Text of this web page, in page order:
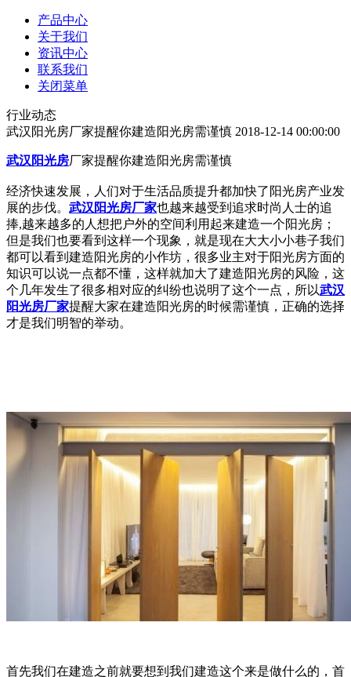
产品中心
关于我们
资讯中心
联系我们
关闭菜单
行业动态
武汉阳光房厂家提醒你建造阳光房需谨慎 2018-12-14 00:00:00
武汉阳光房厂家提醒你建造阳光房需谨慎
经济快速发展，人们对于生活品质提升都加快了阳光房产业发
展的步伐。 武汉阳光房厂家也越来越受到追求时尚人士的追
捧,越来越多的人想把户外的空间利用起来建造一个阳光房；
但是我们也要看到这样一个现象，就是现在大大小小巷子我们
都可以看到建造阳光房的小作坊，很多业主对于阳光房方面的
知识可以说一点都不懂，这样就加大了建造阳光房的风险，这
个几年发生了很多相对应的纠纷也说明了这个一点，所以武汉
阳光房厂家提醒大家在建造阳光房的时候需谨慎，正确的选择
才是我们明智的举动。
首先我们在建造之前就要想到我们建造这个来是做什么的，首